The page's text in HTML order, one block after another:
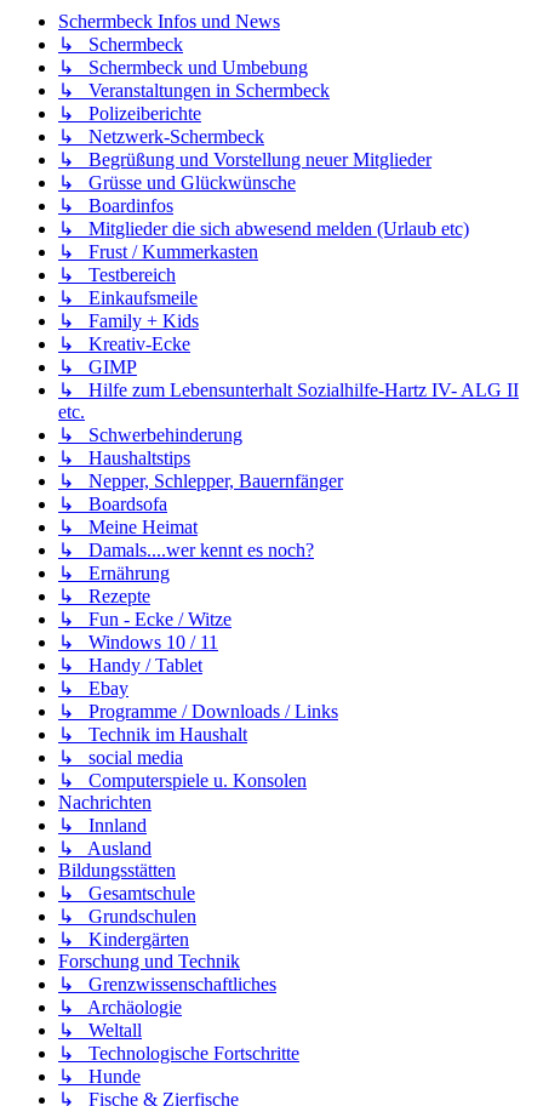
Schermbeck Infos und News
↳ Schermbeck
↳ Schermbeck und Umbebung
↳ Veranstaltungen in Schermbeck
↳ Polizeiberichte
↳ Netzwerk-Schermbeck
↳ Begrüßung und Vorstellung neuer Mitglieder
↳ Grüsse und Glückwünsche
↳ Boardinfos
↳ Mitglieder die sich abwesend melden (Urlaub etc)
↳ Frust / Kummerkasten
↳ Testbereich
↳ Einkaufsmeile
↳ Family + Kids
↳ Kreativ-Ecke
↳ GIMP
↳ Hilfe zum Lebensunterhalt Sozialhilfe-Hartz IV- ALG II
etc.
↳ Schwerbehinderung
↳ Haushaltstips
↳ Nepper, Schlepper, Bauernfänger
↳ Boardsofa
↳ Meine Heimat
↳ Damals....wer kennt es noch?
↳ Ernährung
↳ Rezepte
↳ Fun - Ecke / Witze
↳ Windows 10 / 11
↳ Handy / Tablet
↳ Ebay
↳ Programme / Downloads / Links
↳ Technik im Haushalt
↳ social media
↳ Computerspiele u. Konsolen
Nachrichten
↳ Innland
↳ Ausland
Bildungsstätten
↳ Gesamtschule
↳ Grundschulen
↳ Kindergärten
Forschung und Technik
↳ Grenzwissenschaftliches
↳ Archäologie
↳ Weltall
↳ Technologische Fortschritte
↳ Hunde
↳ Fische & Zierfische